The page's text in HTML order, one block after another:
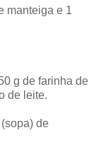
manteiga e 1
g de farinha de
de leite.
de